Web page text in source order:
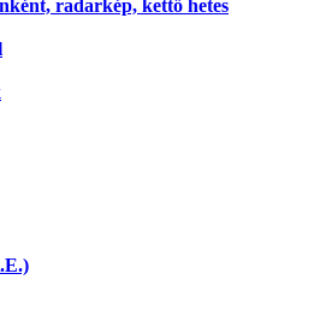
radarkép, kettő hetes